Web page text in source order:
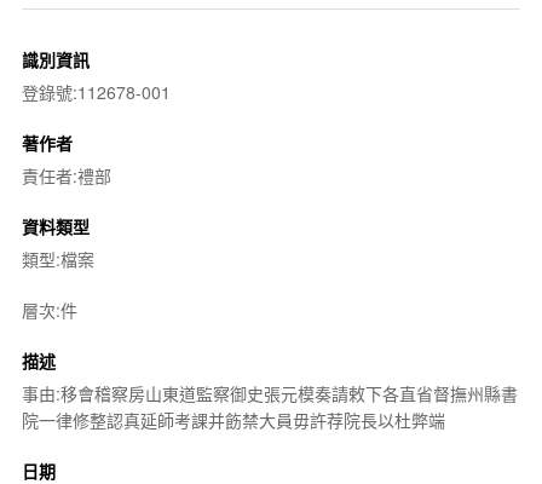
識別資訊
登錄號:112678-001
著作者
責任者:禮部
資料類型
類型:檔案
層次:件
描述
事由:移會稽察房山東道監察御史張元模奏請敕下各直省督撫州縣書
院一律修整認真延師考課并飭禁大員毋許荐院長以杜弊端
日期